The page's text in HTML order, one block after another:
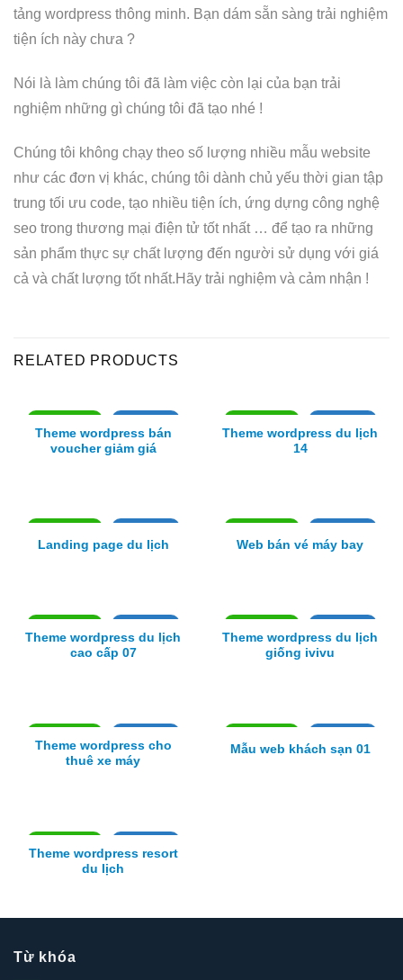
tảng wordpress thông minh. Bạn dám sẵn sàng trải nghiệm
tiện ích này chưa ?
Nói là làm chúng tôi đã làm việc còn lại của bạn trải
nghiệm những gì chúng tôi đã tạo nhé !
Chúng tôi không chạy theo số lượng nhiều mẫu website
như các đơn vị khác, chúng tôi dành chủ yếu thời gian tập
trung tối ưu code, tạo nhiều tiện ích, ứng dựng công nghệ
seo trong thương mại điện tử tốt nhất … để tạo ra những
sản phẩm thực sự chất lượng đến người sử dụng với giá
cả và chất lượng tốt nhất.Hãy trải nghiệm và cảm nhận !
RELATED PRODUCTS
Xem thực tế Xem chi tiết
Theme wordpress bán
voucher giảm giá
Xem thực tế Xem chi tiết
Theme wordpress du lịch
14
Landing page du lịch Web bán vé máy bay
Xem thực tế Xem chi tiết
Theme wordpress du lịch
cao cấp 07
Xem thực tế Xem chi tiết
Theme wordpress du lịch
giống ivivu
Xem thực tế Xem chi tiết
Theme wordpress cho
thuê xe máy
Xem thực tế
Mẫu web khách sạn 01
Xem thực tế Xem chi tiết
Theme wordpress resort
du lịch
Từ khóa